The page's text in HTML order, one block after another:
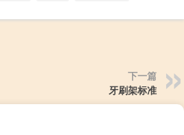
下一篇
牙刷架标准